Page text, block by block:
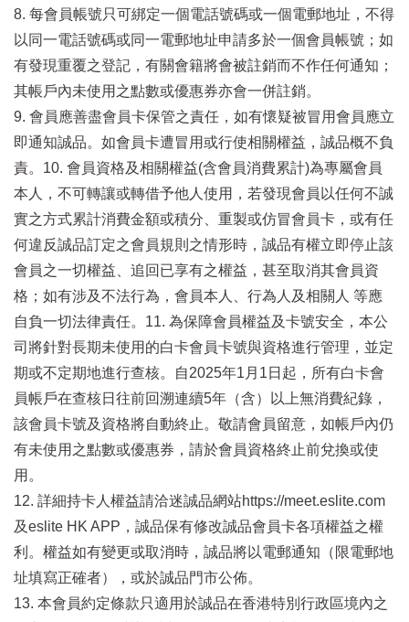
8. 每會員帳號只可綁定一個電話號碼或一個電郵地址，不得
以同一電話號碼或同一電郵地址申請多於一個會員帳號；如
有發現重覆之登記，有關會籍將會被註銷而不作任何通知；
其帳戶內未使用之點數或優惠券亦會一併註銷。
9. 會員應善盡會員卡保管之責任，如有懷疑被冒用會員應立
即通知誠品。如會員卡遭冒用或行使相關權益，誠品概不負
責。10. 會員資格及相關權益(含會員消費累計)為專屬會員
本人，不可轉讓或轉借予他人使用，若發現會員以任何不誠
實之方式累計消費金額或積分、重製或仿冒會員卡，或有任
何違反誠品訂定之會員規則之情形時，誠品有權立即停止該
會員之一切權益、追回已享有之權益，甚至取消其會員資
格；如有涉及不法行為，會員本人、行為人及相關人 等應
自負一切法律責任。11. 為保障會員權益及卡號安全，本公
司將針對長期未使用的白卡會員卡號與資格進行管理，並定
期或不定期地進行查核。自2025年1月1日起，所有白卡會
員帳戶在查核日往前回溯連續5年（含）以上無消費紀錄，
該會員卡號及資格將自動終止。敬請會員留意，如帳戶內仍
有未使用之點數或優惠券，請於會員資格終止前兌換或使
用。
12. 詳細持卡人權益請洽迷誠品網站https://meet.eslite.com
及eslite HK APP，誠品保有修改誠品會員卡各項權益之權
利。權益如有變更或取消時，誠品將以電郵通知（限電郵地
址填寫正確者），或於誠品門市公佈。
13. 本會員約定條款只適用於誠品在香港特別行政區境內之